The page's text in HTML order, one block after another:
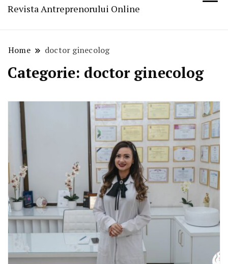
Revista Antreprenorului Online
Home doctor ginecolog
Categorie: doctor ginecolog